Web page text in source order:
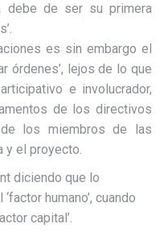
debe de ser su primera
es sin embargo el
órdenes’, lejos de lo que
e involucrador,
de los directivos
los miembros de las
y el proyecto.
diciendo que lo
humano’, cuando
capital’.